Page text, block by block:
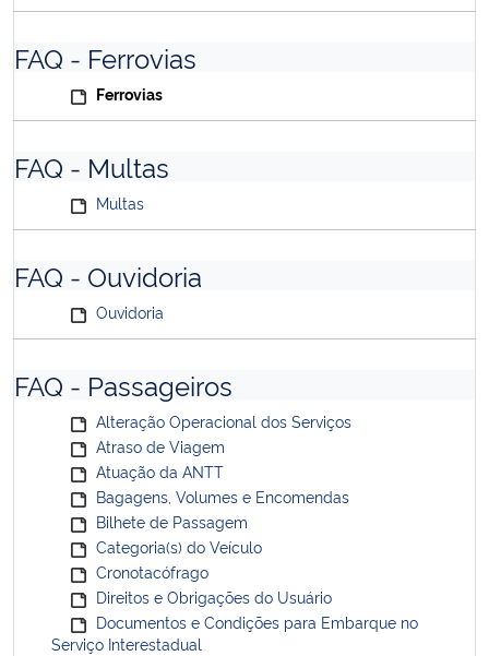
FAQ - Ferrovias
Ferrovias
FAQ - Multas
Multas
FAQ - Ouvidoria
Ouvidoria
FAQ - Passageiros
Alteração Operacional dos Serviços
Atraso de Viagem
Atuação da ANTT
Bagagens, Volumes e Encomendas
Bilhete de Passagem
Categoria(s) do Veículo
Cronotacófrago
Direitos e Obrigações do Usuário
Documentos e Condições para Embarque no
Serviço Interestadual